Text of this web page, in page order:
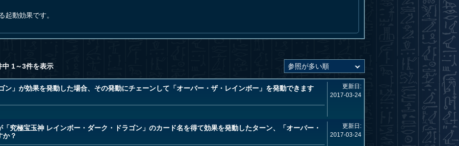
起動効果です。
中 1～3件を表示
ン」が効果を発動した場合、その発動にチェーンして「オーバー・ザ・レインボー」を発動できます
更新日:
2017-03-24
「究極宝玉神 レインボー・ダーク・ドラゴン」のカード名を得て効果を発動したターン、「オーバー・
か？
更新日:
2017-03-24